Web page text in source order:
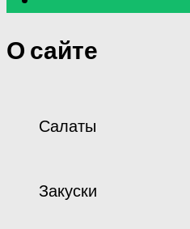
О сайте
Салаты
Закуски